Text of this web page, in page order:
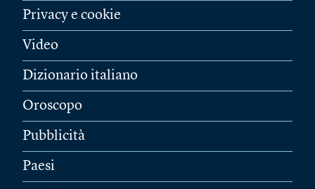
Privacy e cookie
Video
Dizionario italiano
Oroscopo
Pubblicità
Paesi